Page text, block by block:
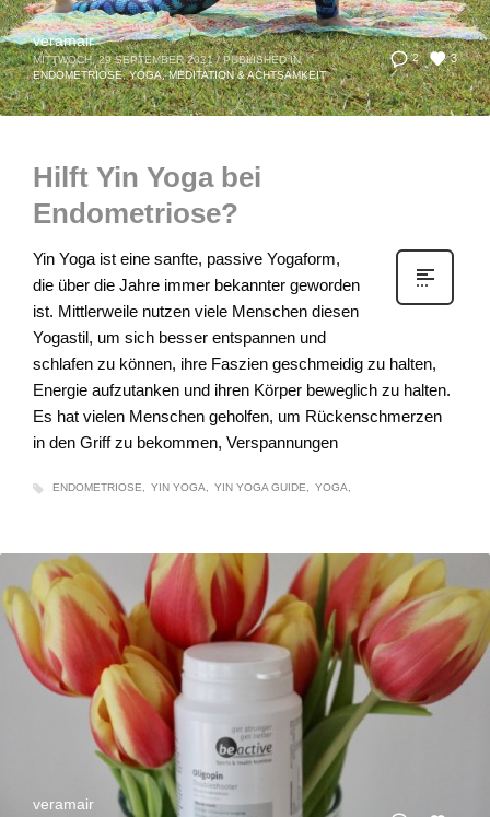
2 3
veramair
MITTWOCH, 29 SEPTEMBER 2021 / PUBLISHED IN
ENDOMETRIOSE,YOGA, MEDITATION & ACHTSAMKEIT
Hilft Yin Yoga bei
Endometriose?
Yin Yoga ist eine sanfte, passive Yogaform,
die über die Jahre immer bekannter geworden
ist. Mittlerweile nutzen viele Menschen diesen
Yogastil, um sich besser entspannen und
schlafen zu können, ihre Faszien geschmeidig zu halten,
Energie aufzutanken und ihren Körper beweglich zu halten.
Es hat vielen Menschen geholfen, um Rückenschmerzen
in den Griff zu bekommen, Verspannungen
ENDOMETRIOSE YIN YOGA YIN YOGA GUIDE YOGA
veramair